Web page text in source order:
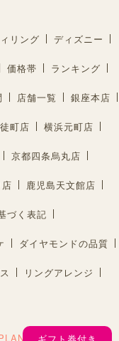
リング ディズニー
価格帯 ランキング
店舗一覧 銀座本店
町店 横浜元町店
京都四条烏丸店
鹿児島天文館店
づく表記
ダイヤモンドの品質
リングアレンジ